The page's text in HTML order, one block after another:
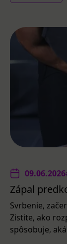
09.06.2026
Zápal
Svrbenie,
Zistite, ako
spôsobuje,